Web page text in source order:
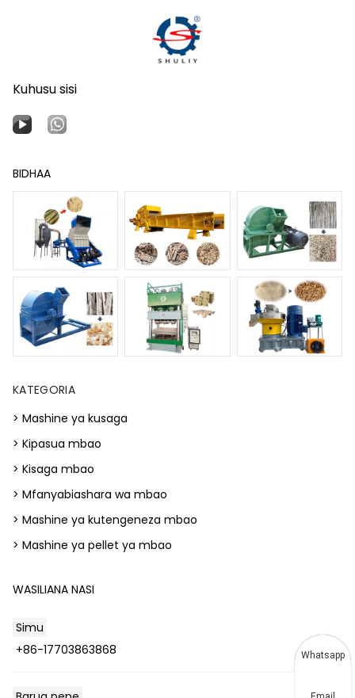
Kuhusu sisi
BIDHAA
KATEGORIA
> Mashine ya kusaga
> Kipasua mbao
> Kisaga mbao
> Mfanyabiashara wa mbao
> Mashine ya kutengeneza mbao
> Mashine ya pellet ya mbao
WASILIANA NASI
Simu
+86-17703863868
Whatsapp